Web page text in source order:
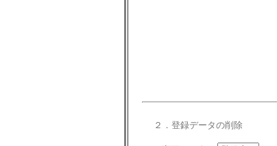
２．登録データの削除